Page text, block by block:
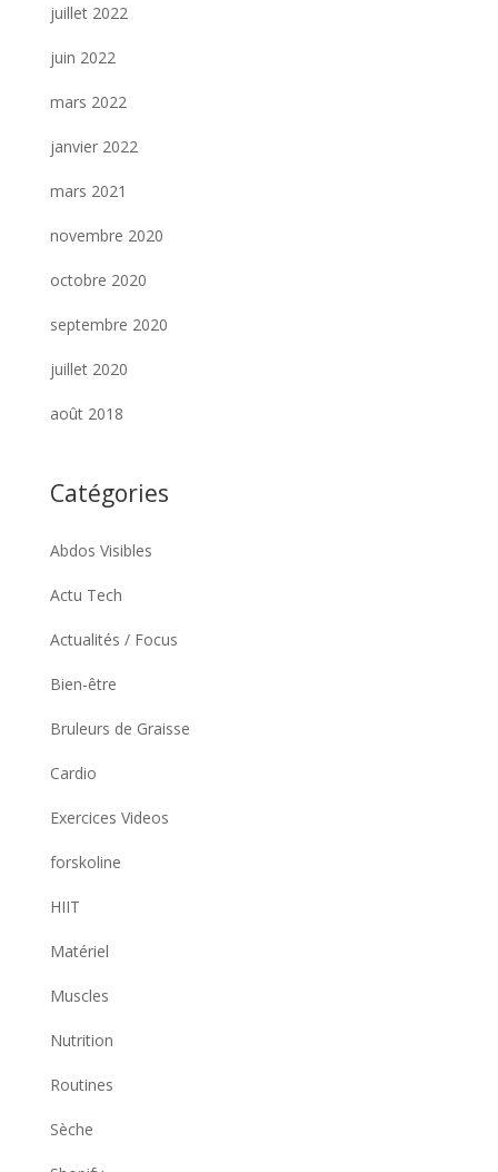
juillet 2022
juin 2022
mars 2022
janvier 2022
mars 2021
novembre 2020
octobre 2020
septembre 2020
juillet 2020
août 2018
Catégories
Abdos Visibles
Actu Tech
Actualités / Focus
Bien-être
Bruleurs de Graisse
Cardio
Exercices Videos
forskoline
HIIT
Matériel
Muscles
Nutrition
Routines
Sèche